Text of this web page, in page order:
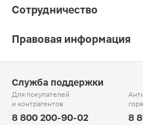
Сотрудничество
Правовая информация
Служба поддержки
Для покупателей
и контрагентов
8 800 200-90-02 8